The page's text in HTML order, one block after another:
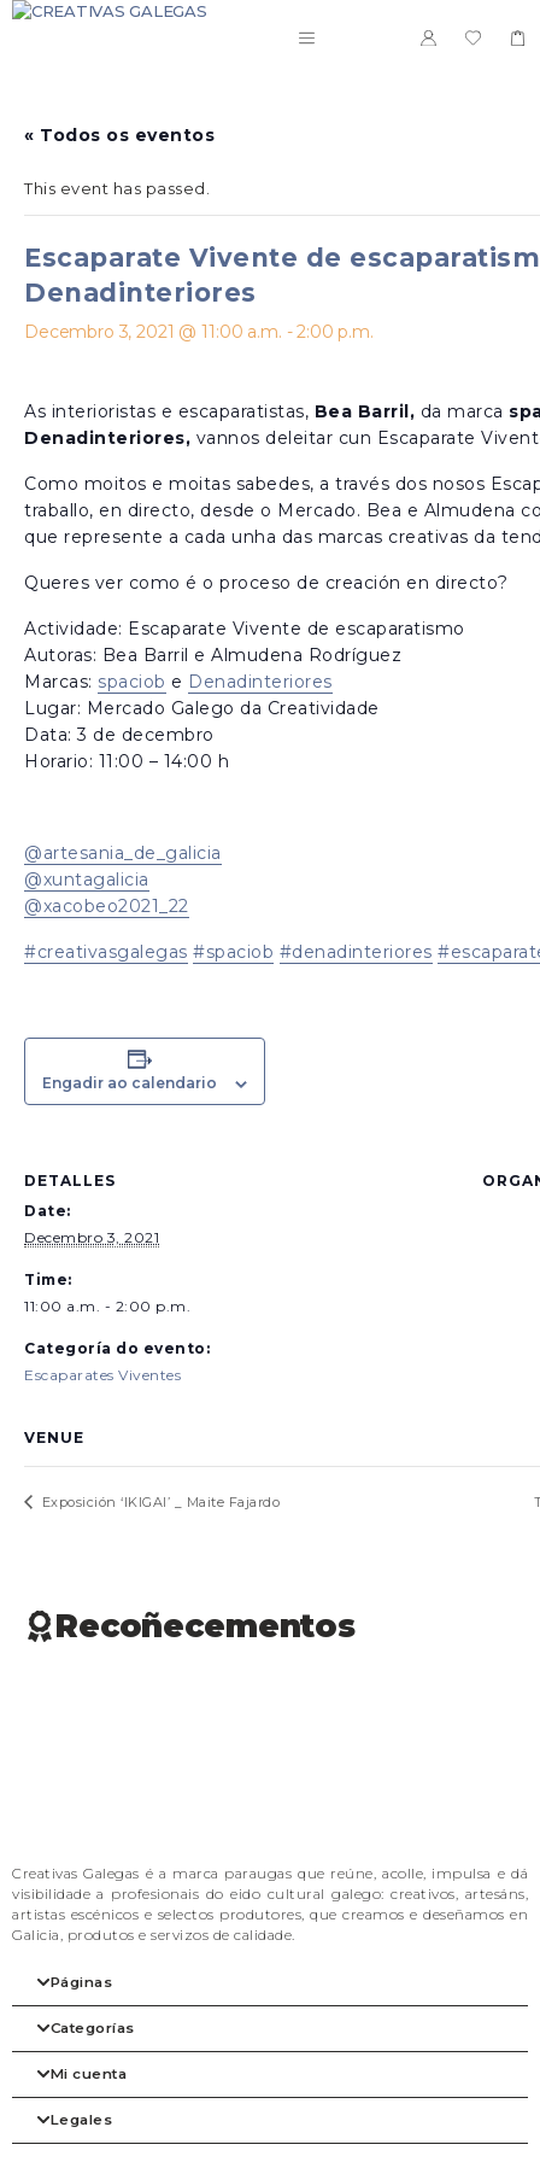
Saltar
MENÚ
« Todos os eventos
This event has passed.
Escaparate Vivente de
Denadinteriores
Decembro 3, 2021 @ 11:00 a.m. -2:00 p.m.
As interioristas e escaparatistas, Bea Barril, da marca
Denadinteriores, vannos deleitar cun Escaparate
Como moitos e moitas sabedes, a través dos nosos
traballo, en directo, desde o Mercado. Bea e Almudena
que represente a cada unha das marcas creativas da
Queres ver como é o proceso de creación en directo?
Actividade: Escaparate Vivente de escaparatismo
Autoras: Bea Barril e Almudena Rodríguez
Marcas: spaciob e Denadinteriores
Lugar: Mercado Galego da Creatividade
Data: 3 de decembro
Horario: 11:00 – 14:00 h
@artesania_de_galicia
@xuntagalicia
@xacobeo2021_22
#creativasgalegas #spaciob #denadinteriores
Engadir ao calendario
DETALLES
Date:
Decembro 3, 2021
Time:
11:00 a.m. - 2:00 p.m.
Categoría do evento:
Escaparates Viventes
VENUE
Exposición ‘IKIGAI’ _ Maite Fajardo
Recoñecementos
Creativas Galegas é a marca paraugas que reúne, acolle, impulsa e dá
visibilidade a profesionais do eido cultural galego: creativos, artesáns,
artistas escénicos e selectos produtores, que creamos e deseñamos en
Galicia, produtos e servizos de calidade.
Páginas
As marcas
Tienda
Blog
Contacto
Categorías
Complementos
Despensa
Mi cuenta
Mi cuenta
Legales